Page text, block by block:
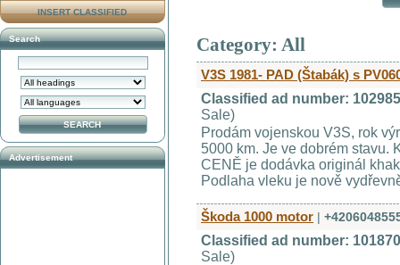
Category: All
V3S 1981- PAD (Štabák) s
Classified ad number:
Sale)
Prodám vojenskou V3S, rok
5000 km. Je ve dobrém stavu.
CENĚ je dodávka originál
Podlaha vleku je nově
Škoda 1000 motor |
Classified ad number:
Sale)
INSERT CLASSIFIED
Search
Advertisement